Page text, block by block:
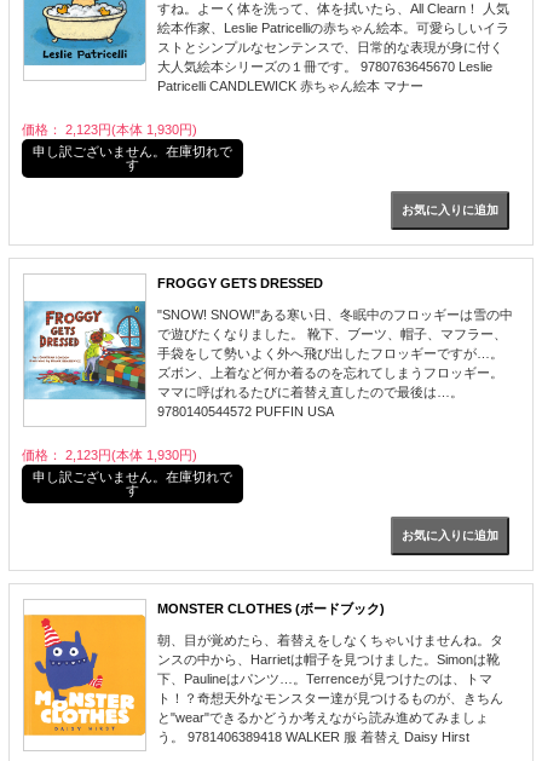
すね。よーく体を洗って、体を拭いたら、All Clearn！ 人気
絵本作家、Leslie Patricelliの赤ちゃん絵本。可愛らしいイラ
ストとシンプルなセンテンスで、日常的な表現が身に付く
大人気絵本シリーズの１冊です。 9780763645670 Leslie
Patricelli CANDLEWICK 赤ちゃん絵本 マナー
価格： 2,123円(本体 1,930円)
申し訳ございません。在庫切れで
す
FROGGY GETS DRESSED
"SNOW! SNOW!"ある寒い日、冬眠中のフロッギーは雪の中
で遊びたくなりました。 靴下、ブーツ、帽子、マフラー、
手袋をして勢いよく外へ飛び出したフロッギーですが…。
ズボン、上着など何か着るのを忘れてしまうフロッギー。
ママに呼ばれるたびに着替え直したので最後は…。
9780140544572 PUFFIN USA
価格： 2,123円(本体 1,930円)
申し訳ございません。在庫切れで
す
MONSTER CLOTHES (ボードブック)
朝、目が覚めたら、着替えをしなくちゃいけませんね。タ
ンスの中から、Harrietは帽子を見つけました。Simonは靴
下、Paulineはパンツ…。Terrenceが見つけたのは、トマ
ト！？奇想天外なモンスター達が見つけるものが、きちん
と"wear"できるかどうか考えながら読み進めてみましょ
う。 9781406389418 WALKER 服 着替え Daisy Hirst